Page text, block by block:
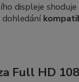
displeje
dohledání
Full HD